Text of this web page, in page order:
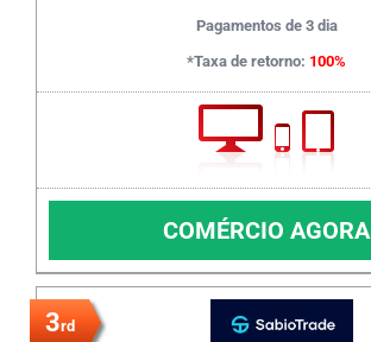
Pagamentos de 3 dia
*Taxa de retorno: 100%
COMÉRCIO AGORA
3rd